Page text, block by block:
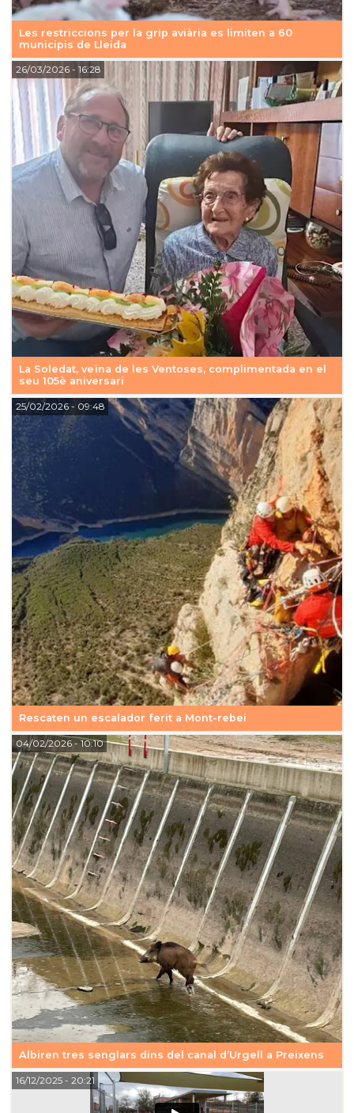
Les restriccions per la grip aviària es limiten a 60
municipis de Lleida
La Soledat, veïna de les Ventoses, complimentada en el
seu 105è aniversari
26/03/2026- 16:28
Rescaten un escalador ferit a Mont-rebei
25/02/2026- 09:48
Albiren tres senglars dins del canal d’Urgell a Preixens
04/02/2026- 10:10
16/12/2025- 20:21